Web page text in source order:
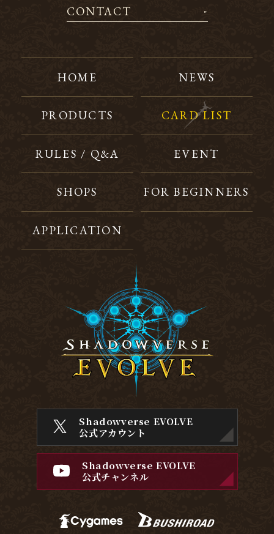
CONTACT
HOME NEWS
PRODUCTS CARD LIST
RULES / Q&A EVENT
SHOPS FOR BEGINNERS
APPLICATION
Shadowverse EVOLVE
公式アカウント
Shadowverse EVOLVE
公式チャンネル